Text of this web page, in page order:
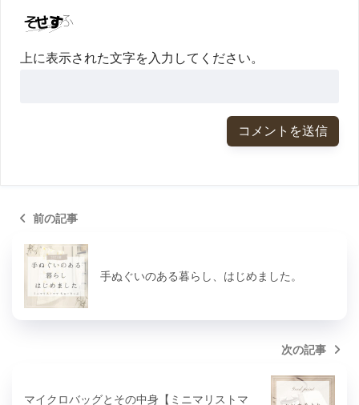
上に表示された文字を入力してください。
前の記事
手ぬぐいのある暮らし、はじめました。
次の記事
マイクロバッグとその中身【ミニマリストマ